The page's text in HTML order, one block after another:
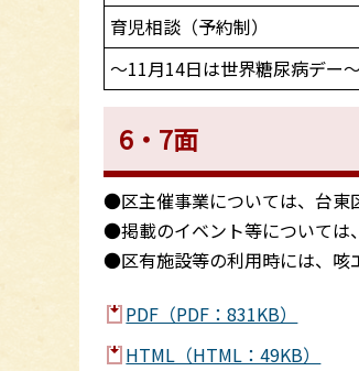
育児相談（予約制）
～11月14日は世界糖尿病デー
6・7面
●区主催事業については、台東
●掲載のイベント等については
●区有施設等の利用時には、咳
PDF（PDF：831KB）
HTML（HTML：49KB）